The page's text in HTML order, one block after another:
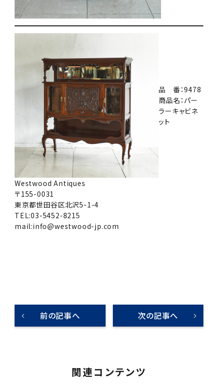
品 番：9478
商品名：パー
ラーキャビネ
ット
Westwood Antiques
〒155-0031
東京都世田谷区北沢5-1-4
TEL:03-5452-8215
mail:info@westwood-jp.com
前の記事へ 次の記事へ
関連コンテンツ